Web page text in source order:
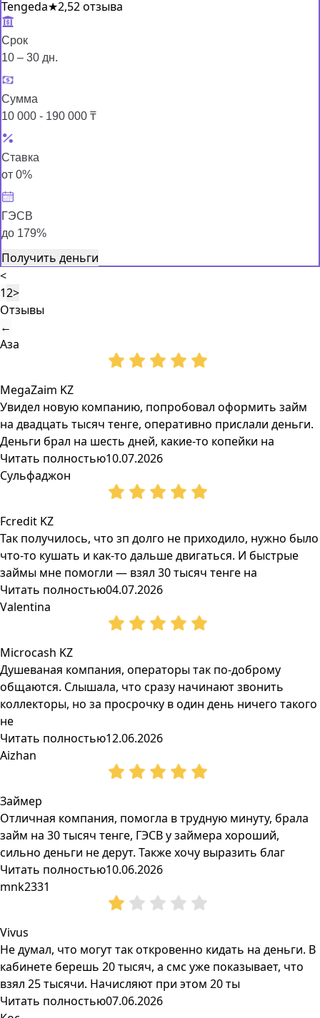
Tengeda★2,52 отзыва
Срок
10 – 30 дн.
Сумма
10 000 - 190 000 ₸
Ставка
от 0%
ГЭСВ
до 179%
Получить деньги
<
12>
Отзывы
←
Аза
MegaZaim KZ
Увидел новую компанию, попробовал оформить займ
на двадцать тысяч тенге, оперативно прислали деньги.
Деньги брал на шесть дней, какие-то копейки на
Читать полностью10.07.2026
Сульфаджон
Fcredit KZ
Так получилось, что зп долго не приходило, нужно было
что-то кушать и как-то дальше двигаться. И быстрые
займы мне помогли — взял 30 тысяч тенге на
Читать полностью04.07.2026
Valentina
Microcash KZ
Душеваная компания, операторы так по-доброму
общаются. Слышала, что сразу начинают звонить
коллекторы, но за просрочку в один день ничего такого
не
Читать полностью12.06.2026
Aizhan
Займер
Отличная компания, помогла в трудную минуту, брала
займ на 30 тысяч тенге, ГЭСВ у займера хороший,
сильно деньги не дерут. Также хочу выразить благ
Читать полностью10.06.2026
mnk2331
Vivus
Не думал, что могут так откровенно кидать на деньги. В
кабинете берешь 20 тысяч, а смс уже показывает, что
взял 25 тысячи. Начисляют при этом 20 ты
Читать полностью07.06.2026